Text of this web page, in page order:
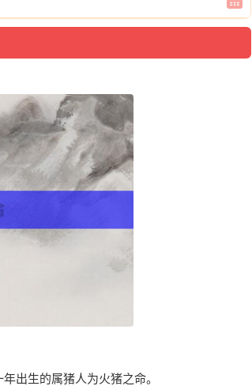
出生的属猪人为火猪之命。